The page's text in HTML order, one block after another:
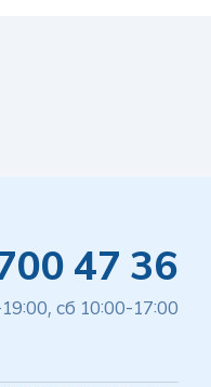
47 36
сб 10:00-17:00